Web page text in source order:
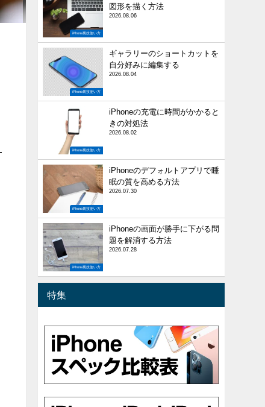
iPhone裏技使い方
図形を描く方法
2026.08.06
iPhone裏技使い方
ギャラリーのショートカットを
自分好みに編集する
2026.08.04
iPhone裏技使い方
iPhoneの充電に時間がかかると
きの対処法
2026.08.02
iPhone裏技使い方
iPhoneのデフォルトアプリで睡
眠の質を高める方法
2026.07.30
iPhone裏技使い方
iPhoneの画面が勝手に下がる問
題を解消する方法
2026.07.28
特集